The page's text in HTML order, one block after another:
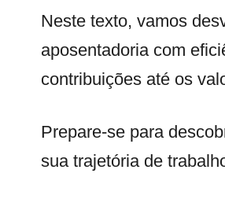
Neste texto, vamos
aposentadoria com
contribuições até os
Prepare-se para
sua trajetória de